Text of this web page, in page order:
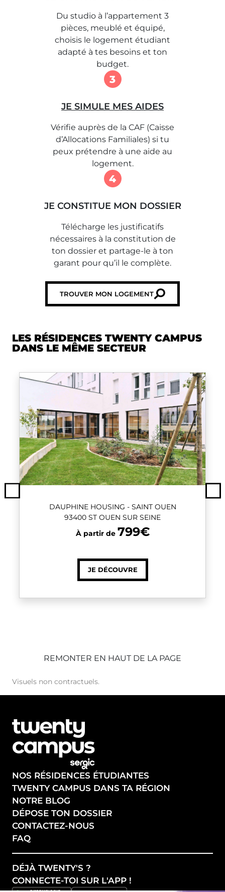
Du studio à l’appartement 3
pièces, meublé et équipé,
choisis le logement étudiant
adapté à tes besoins et ton
budget.
3
JE SIMULE MES AIDES
Vérifie auprès de la CAF (Caisse
d’Allocations Familiales) si tu
peux prétendre à une aide au
logement.
4
JE CONSTITUE MON DOSSIER
Télécharge les justificatifs
nécessaires à la constitution de
ton dossier et partage-le à ton
garant pour qu’il le complète.
TROUVER MON LOGEMENT
LES RÉSIDENCES TWENTY CAMPUS
DANS LE MÊME SECTEUR
DAUPHINE HOUSING - SAINT OUEN
93400 ST OUEN SUR SEINE
À partir de 799€
JE DÉCOUVRE
Previous
REMONTER EN HAUT DE LA PAGE
Visuels non contractuels.
NOS RÉSIDENCES ÉTUDIANTES
TWENTY CAMPUS DANS TA RÉGION
NOTRE BLOG
DÉPOSE TON DOSSIER
CONTACTEZ-NOUS
FAQ
DÉJÀ TWENTY'S ?
CONNECTE-TOI SUR L'APP !